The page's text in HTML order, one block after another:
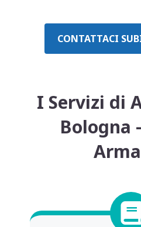
CONTATTACI
I Servizi di
Bologna